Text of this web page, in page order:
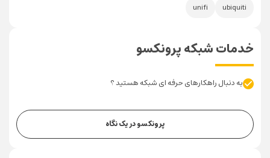
ubiquiti
unifi
خدمات شبکه پرونکسو
به دنبال راهکارهای حرفه ای شبکه هستید ؟
پرونکسو در یک نگاه